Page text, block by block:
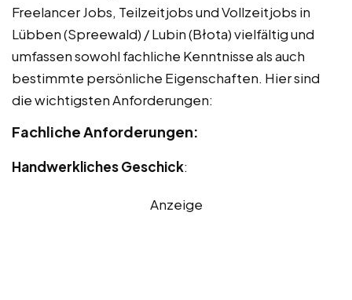
Freelancer Jobs, Teilzeitjobs und Vollzeitjobs in
Lübben (Spreewald) / Lubin (Błota) vielfältig und
umfassen sowohl fachliche Kenntnisse als auch
bestimmte persönliche Eigenschaften. Hier sind
die wichtigsten Anforderungen:
Fachliche Anforderungen:
Handwerkliches Geschick:
Anzeige